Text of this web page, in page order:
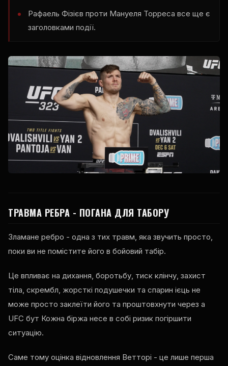
Рафаель Фізієв проти Мануеля Торреса все ще є
заголовками події.
ТРАВМА РЕБРА - ПОГАНА ДЛЯ ТАБОРУ
Зламане ребро - одна з тих травм, яка звучить просто,
поки ви не помістите його в бойовий табір.
Це впливає на дихання, боротьбу, тиск клінчу, захист
тіла, скрембл, жорсткі подушечки та спарин ієць не
може просто заклеїти його та проштовхнути через a
UFC бут Кожна біржа несе в собі ризик погіршити
ситуацію.
Саме тому оцінка відновлення Ветторі - це лише перша